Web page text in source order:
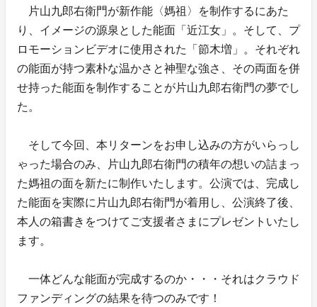
片山九郎右衛門が新作能〈媽祖〉を制作するにあた
り、イメージの源泉とした能面「近江女」。そして、プ
ロモーションビデオに使用された「節木増」。それぞれ
の能面が持つ素朴な温かさと神聖な強さ、その両面を併
せ持った能面を制作することが片山九郎右衛門の夢でし
た。
そして今回、本リターンをお申し込みの方がいらっし
ゃった場合のみ、片山九郎右衛門の積年の想いの詰まっ
た媽祖の面を新たに制作いたします。公演では、完成し
た能面を実際に片山九郎右衛門が着用し、公演終了後、
本人の箱書きをつけてご支援者さまにプレゼントいたし
ます。
一体どんな能面が完成するのか・・・それはクラウド
ファンディングの結果を待つのみです！